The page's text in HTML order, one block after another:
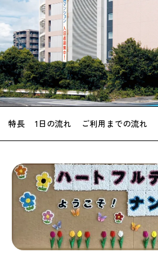
特長 1日の流れ ご利用までの流れ